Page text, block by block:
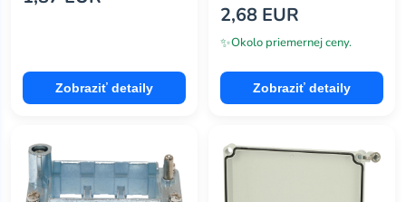
Zobraziť detaily
2,68 EUR
✨Okolo priemernej ceny.
Zobraziť detaily